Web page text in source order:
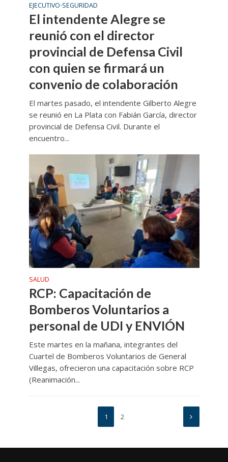
EJECUTIVO•SEGURIDAD
El intendente Alegre se
reunió con el director
provincial de Defensa Civil
con quien se firmará un
convenio de colaboración
El martes pasado, el intendente Gilberto Alegre
se reunió en La Plata con Fabián García, director
provincial de Defensa Civil. Durante el
encuentro...
SALUD
RCP: Capacitación de
Bomberos Voluntarios a
personal de UDI y ENVIÓN
Este martes en la mañana, integrantes del
Cuartel de Bomberos Voluntarios de General
Villegas, ofrecieron una capacitación sobre RCP
(Reanimación...
1 2